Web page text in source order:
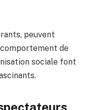
peuvent
de
sociale font